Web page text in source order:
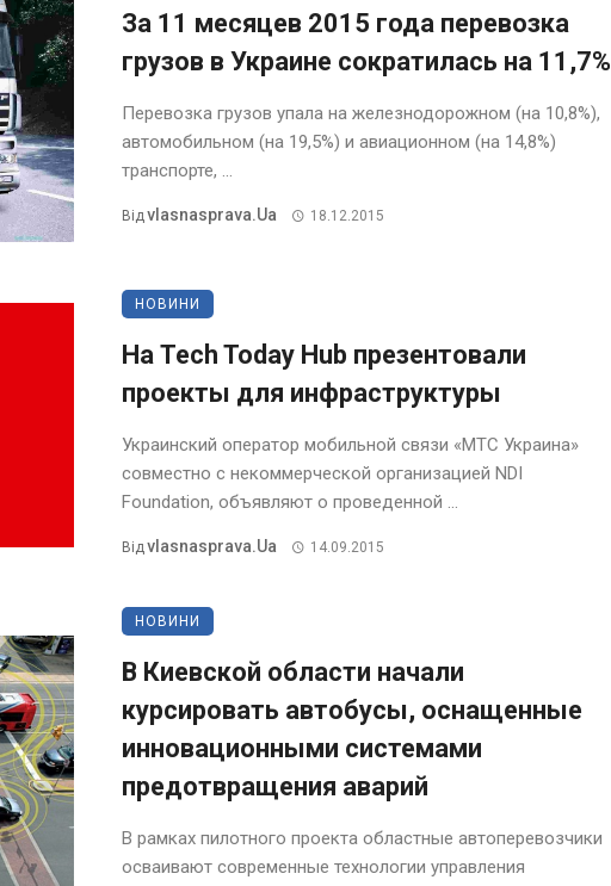
За 11 месяцев 2015 года перевозка
грузов в Украине сократилась на 11,7%
Перевозка грузов упала на железнодорожном (на 10,8%),
автомобильном (на 19,5%) и авиационном (на 14,8%)
транспорте, ...
ВідVlasnasprava.ua 18.12.2015
НОВИНИ
На Tech Today Hub презентовали
проекты для инфраструктуры
Украинский оператор мобильной связи «МТС Украина»
совместно с некоммерческой организацией NDI
Foundation, объявляют о проведенной ...
ВідVlasnasprava.ua 14.09.2015
НОВИНИ
В Киевской области начали
курсировать автобусы, оснащенные
инновационными системами
предотвращения аварий
В рамках пилотного проекта областные автоперевозчики
осваивают современные технологии управления